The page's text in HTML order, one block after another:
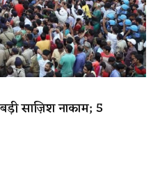
साज़िश नाकाम; 5